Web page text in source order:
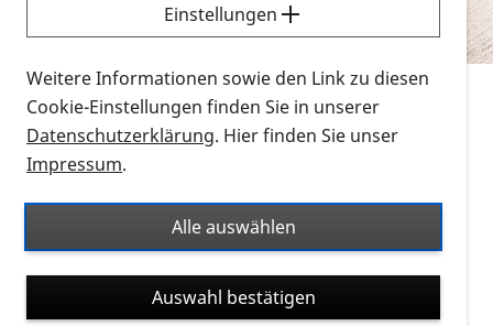
suchen und dieses bestellen bzw. herunterladen
können? Schauen Sie sich dieErklärvideos zum
Thema Infomaterial auf der PRO RETINA-Website
für blinde und sehbehinderte Menschen an.
Auf dieser Seite finden Sie sämtliches Infomaterial
Ort. Nutzen Sie den Formatfilter, um ausschließlich
nach Flyern und Broschüren, Audios oder Videos zu
suchen. Die meisten Flyer und Broschüren werden in
verschiedenen Formaten angeboten: zur
Einstellungen
Weitere Informationen sowie den Link zu diesen
Cookie-Einstellungen finden Sie in unserer
Datenschutzerklärung. Hier finden Sie unser
Impressum.
Alle auswählen
Auswahl bestätigen